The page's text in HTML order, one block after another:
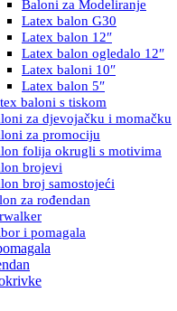
Baloni za Modeliranje
Latex balon G30
Latex balon 12″
Latex balon ogledalo 12″
Latex baloni 10″
Latex balon 5″
baloni s tiskom
za djevojačku i momačku
za promociju
folija okrugli s motivima
brojevi
broj samostojeći
za rođendan
i pomagala